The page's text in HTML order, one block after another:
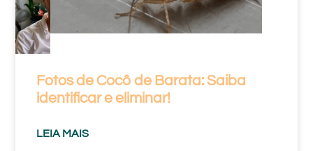
Fotos de Cocô de Barata: Saiba
identificar e eliminar!
LEIA MAIS